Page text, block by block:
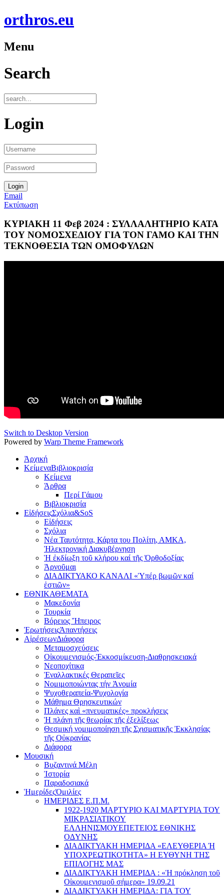
orthros.eu
Menu
Search
Login
Email
Εκτύπωση
ΚΥΡΙΑΚΗ 11 Φεβ 2024 : ΣΥΛΛΑΛΗΤΗΡΙΟ ΚΑΤΑ
ΤΟΥ ΝOΜOΣΧΕΔΙΟΥ ΓΙΑ ΤΟΝ ΓΑΜΟ ΚΑΙ ΤΗΝ
ΤΕΚΝΟΘΕΣΙΑ ΤΩΝ ΟΜΟΦΥΛΩN
Switch to Desktop Version
Powered by Warp Theme Framework
Ἀρχική
ΚείμεναΒιβλιοκρισία
Κείμενα
Άρθρα
Περί Γάμου
Βιβλιοκρισία
ΕἰδήσειςΣχόλια&SoS
Εἰδήσεις
Σχόλια
Νέα Ταυτότητα, Κάρτα του Πολίτη, ΑΜΚΑ,
Ἠλεκτρονική Διακυβέρνηση
Ἡ ἐκδίωξη τοῦ κλήρου καί τῆς Ὀρθοδοξίας
Ἀρνοῦμαι
ΔΙΑΔΙΚΤΥΑΚΟ ΚΑΝΑΛΙ «Ὑπέρ βωμῶν καί
ἑστιῶν»
ΕΘΝΙΚΑΘΕΜΑΤΑ
Μακεδονία
Τουρκία
Βόρειος Ἤπειρος
ἘρωτήσειςἈπαντήσεις
ΑἱρέσεωνΔιάφορα
Μεταμοσχεύσεις
Οἰκουμενισμός-Ἐκκοσμίκευση-Διαθρησκειακά
Νεοποχίτικα
Ἐναλλακτικές Θεραπεῖες
Νομιμοποιώντας τήν Ἀνομία
Ψυχοθεραπεία-Ψυχολογία
Μάθημα Θρησκευτικών
Πλάνες καὶ «πνευματικές» προκλήσεις
Ἡ πλάνη τῆς θεωρίας τῆς ἐξελίξεως
Θεσμική νομιμοποίηση τῆς Σχισματικῆς Ἐκκλησίας
τῆς Οὐκρανίας
Διάφορα
Μουσική
Βυζαντινά Μέλη
Ἰστορία
Παραδοσιακά
ἩμερίδεςὉμιλίες
ΗΜΕΡΙΔΕΣ Ε.Π.Μ.
1922-1920 ΜΑΡΤΥΡΙΟ ΚΑI ΜΑΡΤΥΡIΑ ΤΟΥ
ΜΙΚΡΑΣΙΑΤΙΚΟΥ
EΛΛΗΝΙΣΜΟΥEΠEΤΕΙΟΣ EΘΝΙΚHΣ
O∆YΝΗΣ
ΔΙΑΔΙΚΤΥΑΚΗ ΗΜΕΡΙΔΑ «EΛΕΥΘΕΡΙΑ Ή
YΠΟΧΡΕΩΤΙΚΟΤΗΤΑ» Η ΕΥΘΥΝΗ ΤΗΣ
EΠΙΛΟΓΗΣ ΜΑΣ
ΔΙΑΔΙΚΤΥΑΚΗ ΗΜΕΡΙΔΑ : «Ἡ πρόκληση τοῦ
Οἰκουμενισμοῦ σήμερα» 19.09.21
ΔΙΑΔΙΚΤΥΑΚΗ ΗΜΕΡΙΔΑ: ΓΙΑ ΤΟΥ